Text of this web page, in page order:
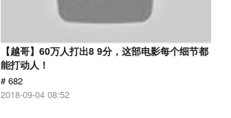
【越哥】60万人打出8 9分，这部电影每个细节都
能打动人！
# 682
2018-09-04 08:52